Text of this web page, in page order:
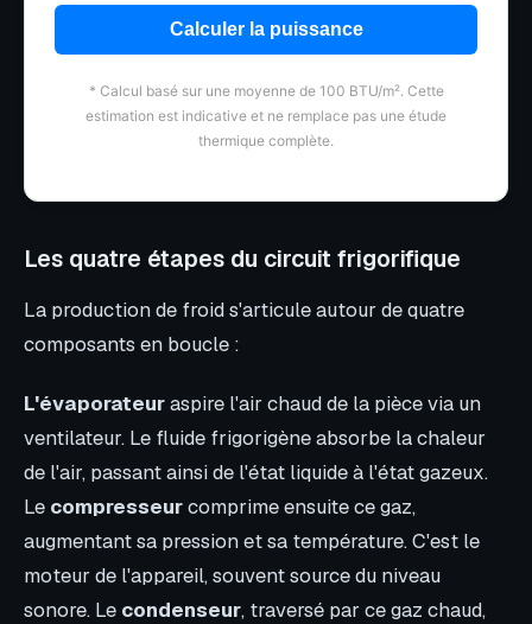
Calculer la puissance
* Calcul basé sur une moyenne de 100 BTU/m². Cette
estimation est indicative et ne remplace pas une étude
thermique complète.
Les quatre étapes du circuit frigorifique
La production de froid s'articule autour de quatre
composants en boucle :
L'évaporateuraspire l'air chaud de la pièce via un
ventilateur. Le fluide frigorigène absorbe la chaleur
de l'air, passant ainsi de l'état liquide à l'état gazeux.
Le compresseurcomprime ensuite ce gaz,
augmentant sa pression et sa température. C'est le
moteur de l'appareil, souvent source du niveau
sonore. Le condenseur, traversé par ce gaz chaud,